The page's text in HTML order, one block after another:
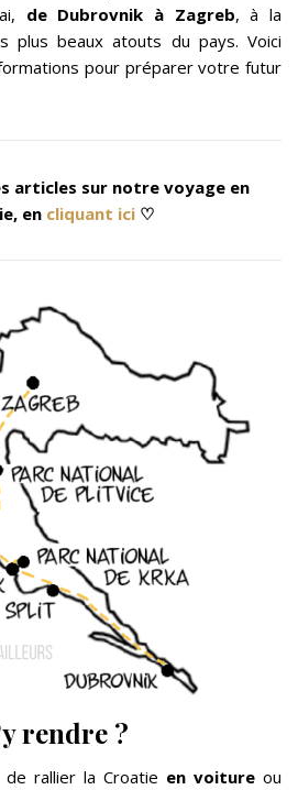
de Dubrovnik à Zagreb, à la
plus beaux atouts du pays. Voici
pour préparer votre futur
articles sur notre voyage en
en cliquant ici♡
rendre ?
de rallier la Croatie en voiture ou